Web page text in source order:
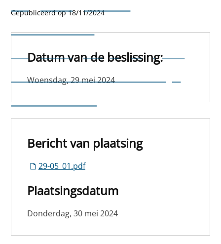
Afsluitende
begrotingswijziging (BW
6/2023 en BW 7/2023) -
Goedkeuring
Gepubliceerd op 18/11/2024
Datum van de beslissing:
Woensdag, 29 mei 2024
Bericht van plaatsing
29-05_01.pdf
Plaatsingsdatum
Donderdag, 30 mei 2024